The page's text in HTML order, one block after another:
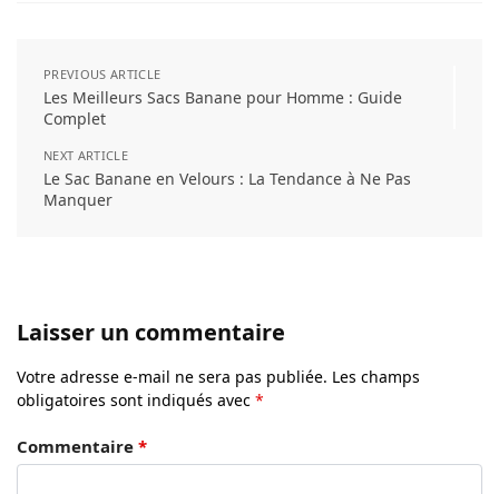
PREVIOUS ARTICLE
Les Meilleurs Sacs Banane pour Homme : Guide
Complet
NEXT ARTICLE
Le Sac Banane en Velours : La Tendance à Ne Pas
Manquer
Laisser un commentaire
Votre adresse e-mail ne sera pas publiée. Les champs
obligatoires sont indiqués avec *
Commentaire *